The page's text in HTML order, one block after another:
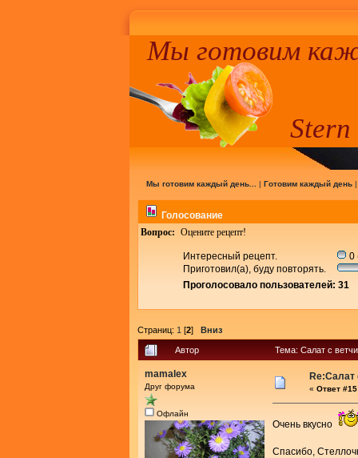
Мы готовим
Stern
Мы готовим каждый день... | Готовим каждый день
Голосование
Вопрос: Оцените рецепт!
Интересный рецепт.
0
Приготовил(а), буду повторять.
Проголосовало пользователей: 31
Страниц: 1 [2] Вниз
Автор Тема: Салат с
mamalex
Друг форума
Офлайн
« Ответ
Очень вкусно
Спасибо,